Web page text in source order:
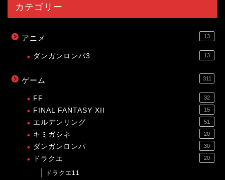
カテゴリー
アニメ 13
ダンガンロンパ3 13
ゲーム 311
FF 32
FINAL FANTASY XII 15
エルデンリング 51
キミガシネ 20
ダンガンロンパ 30
ドラクエ 20
ドラクエ11